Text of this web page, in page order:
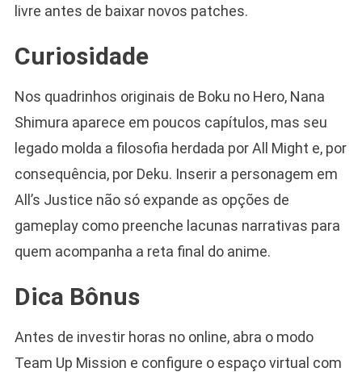
livre antes de baixar novos patches.
Curiosidade
Nos quadrinhos originais de Boku no Hero, Nana
Shimura aparece em poucos capítulos, mas seu
legado molda a filosofia herdada por All Might e, por
consequência, por Deku. Inserir a personagem em
All’s Justice não só expande as opções de
gameplay como preenche lacunas narrativas para
quem acompanha a reta final do anime.
Dica Bônus
Antes de investir horas no online, abra o modo
Team Up Mission e configure o espaço virtual com